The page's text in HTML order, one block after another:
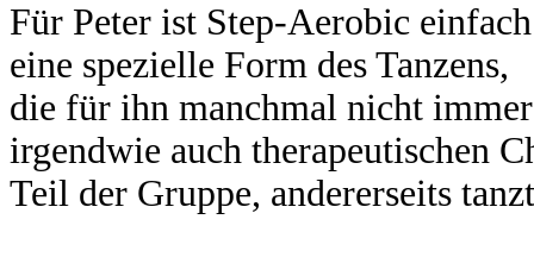
Für Peter ist Step-Aerobic einfach
eine spezielle Form des Tanzens,
die für ihn manchmal nicht
irgendwie auch therapeutischen
Teil der Gruppe, andererseits